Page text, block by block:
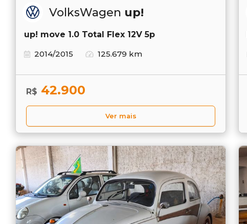
VolksWagen up!
up! move 1.0 Total Flex 12V 5p
2014/2015
125.679 km
R$ 42.900
Ver mais